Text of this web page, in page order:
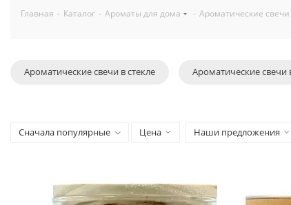
Главная - Каталог - Ароматы для дома - Ароматические
Ароматические свечи в стекле Ароматические свечи
Сначала популярные Цена Наши предложения